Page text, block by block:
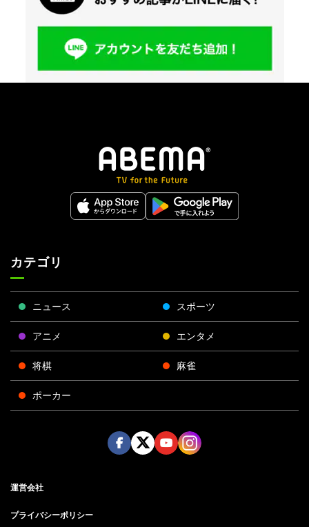
カテゴリ
ニュース スポーツ
アニメ エンタメ
将棋 麻雀
ポーカー
運営会社
プライバシーポリシー